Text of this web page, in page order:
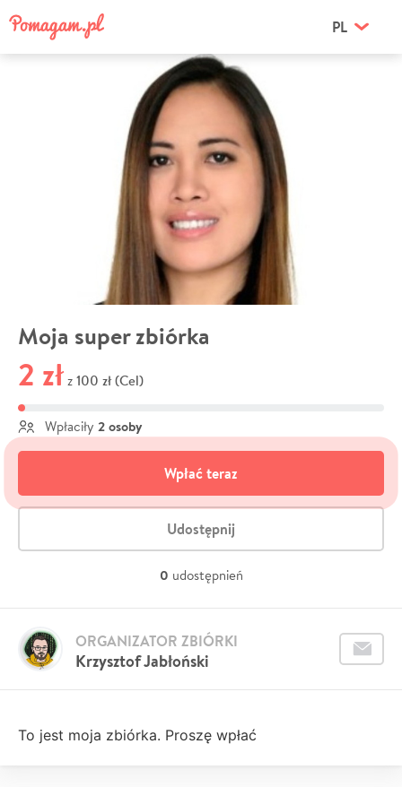
PL
Moja super zbiórka
2 zł z 100 zł (Cel)
Wpłaciły 2 osoby
Wpłać teraz
Udostępnij
0 udostępnień
Krzysztof Jabłoński
ORGANIZATOR ZBIÓRKI
To jest moja zbiórka. Proszę wpłać